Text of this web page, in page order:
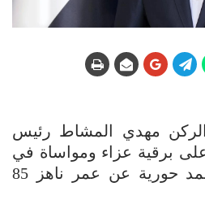
مهدي المشاط رئيس
برقية عزاء ومواساة في
وفاة أحسن قاسم أحمد حورية عن عمر ناهز 85